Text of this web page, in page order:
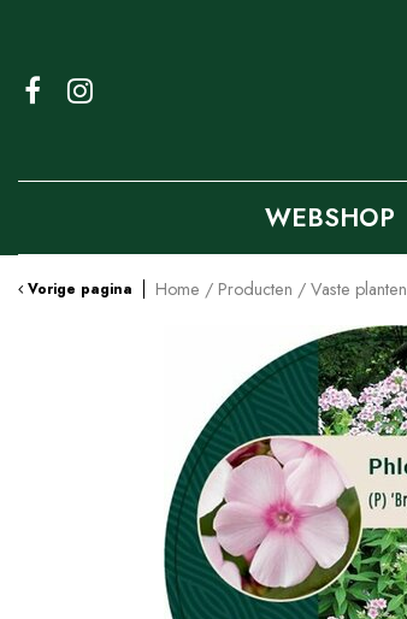
content
Vorige pagina Home Producten Vaste planten
WEBSHOP